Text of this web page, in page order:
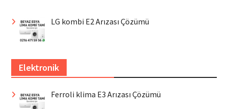
LG kombi E2 Arızası Çözümü
Elektronik
Ferroli klima E3 Arızası Çözümü